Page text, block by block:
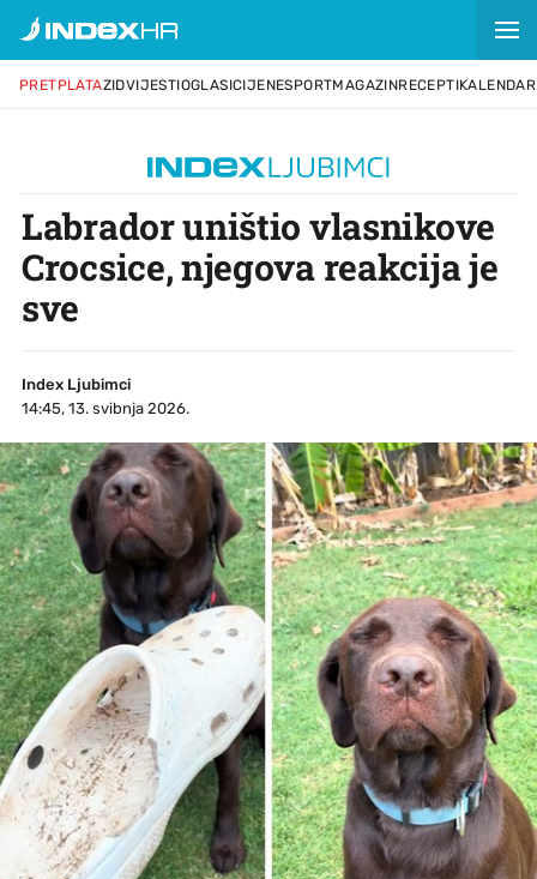
PRETPLATAZIDVIJESTIOGLASICIJENESPORTMAGAZINRECEPTIKALENDAR
Labrador uništio vlasnikove
Crocsice, njegova reakcija je
sve
Index Ljubimci
14:45, 13. svibnja 2026.